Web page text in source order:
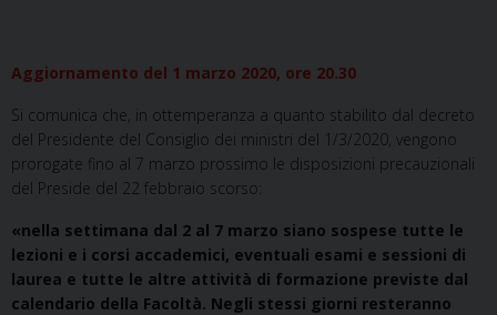
Aggiornamento del 1 marzo 2020, ore 20.30
Si comunica che, in ottemperanza a quanto stabilito dal decreto
del Presidente del Consiglio dei ministri del 1/3/2020, vengono
prorogate fino al 7 marzo prossimo le disposizioni precauzionali
del Preside del 22 febbraio scorso:
«nella settimana dal 2 al 7 marzo siano sospese tutte le
lezioni e i corsi accademici, eventuali esami e sessioni di
laurea e tutte le altre attività di formazione previste dal
calendario della Facoltà. Negli stessi giorni resteranno